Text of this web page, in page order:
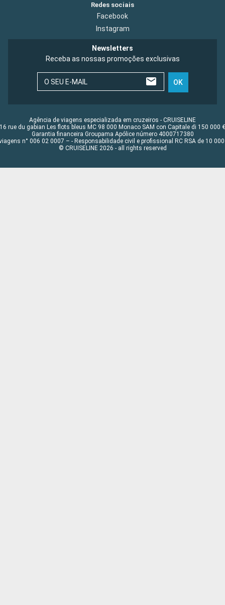
Redes sociais
Facebook
Instagram
Newsletters
Receba as nossas promoções exclusivas
O SEU E-MAIL OK
Agência de viagens especializada em cruzeiros - CRUISELINE
16 rue du gabian Les flots bleus MC 98 000 Monaco SAM con Capitale di 150 000 €
Garantia financeira Groupama Apólice número 4000717380
n° 006 02 0007 – - Responsabilidade civil e profissional RC RSA de 10 000
© CRUISELINE 2026 - all rights reserved